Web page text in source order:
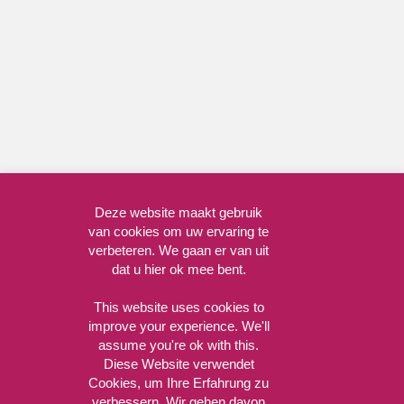
Deze website maakt gebruik
van cookies om uw ervaring te
verbeteren. We gaan er van uit
dat u hier ok mee bent.
This website uses cookies to
improve your experience. We'll
assume you're ok with this.
Diese Website verwendet
Cookies, um Ihre Erfahrung zu